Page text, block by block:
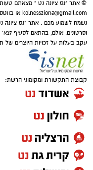
© אתר "נס ציונה נט " מצאתם
kolnessziona@gmail.com
נשמח לשמוע מכם . אתר "נס ציונה
עקב בעלות על זכויות היוצרים של
קבוצת התקשורת ומקומוני הרשת: